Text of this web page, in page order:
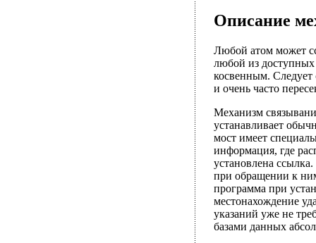
Описание
Любой атом может
любой из доступных
косвенным. Следует
и очень часто
Механизм
устанавливает
мост имеет
информация, где
установлена
при обращении к
программа при
местонахождение
указаний уже не
базами данных